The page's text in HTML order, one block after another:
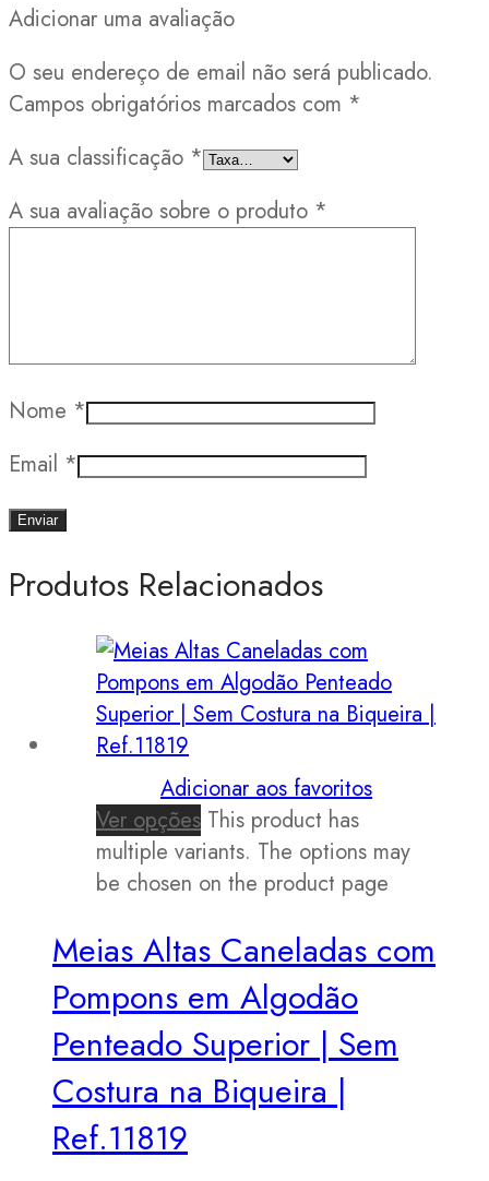
Adicionar uma avaliação
O seu endereço de email não será publicado.
Campos obrigatórios marcados com *
A sua classificação *
A sua avaliação sobre o produto *
Nome *
Email *
Produtos Relacionados
Adicionar aos favoritos
Ver opções This product has
multiple variants. The options may
be chosen on the product page
Meias Altas Caneladas com
Pompons em Algodão
Penteado Superior | Sem
Costura na Biqueira |
Ref.11819